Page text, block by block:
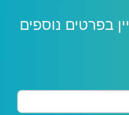
בפרטים נוספים